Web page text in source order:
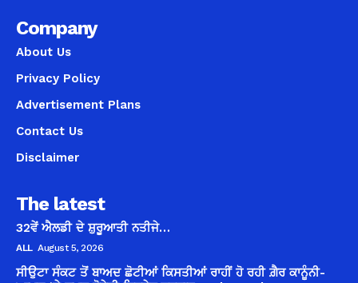
Company
About Us
Privacy Policy
Advertisement Plans
Contact Us
Disclaimer
The latest
32ਵੇਂ ਐਲਡੀ ਦੇ ਸ਼ੁਰੂਆਤੀ ਨਤੀਜੇ…
ALL August 5, 2026
ਸੀਉਟਾ ਸੰਕਟ ਤੋਂ ਬਾਅਦ ਛੋਟੀਆਂ ਕਿਸਤੀਆਂ ਰਾਹੀਂ ਹੋ ਰਹੀ ਗ਼ੈਰ ਕਾਨੂੰਨੀ-